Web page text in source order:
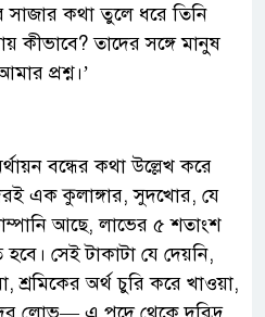
সাজার কথা তুলে ধরে তিনি
কীভাবে? তাদের সঙ্গে মানুষ
প্রশ্ন।’
বন্ধের কথা উল্লেখ করে
এক কুলাঙ্গার, সুদখোর, যে
আছে, লাভের ৫ শতাংশ
সেই টাকাটা যে দেয়নি,
শ্রমিকের অর্থ চুরি করে খাওয়া,